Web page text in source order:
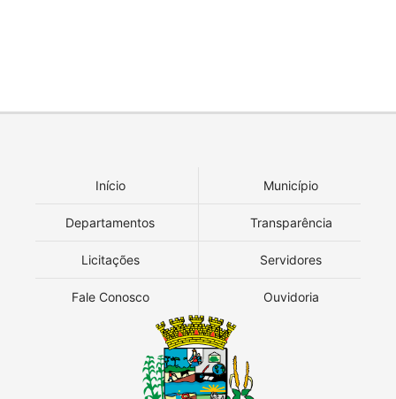
Início Município
Departamentos Transparência
Licitações Servidores
Fale Conosco Ouvidoria